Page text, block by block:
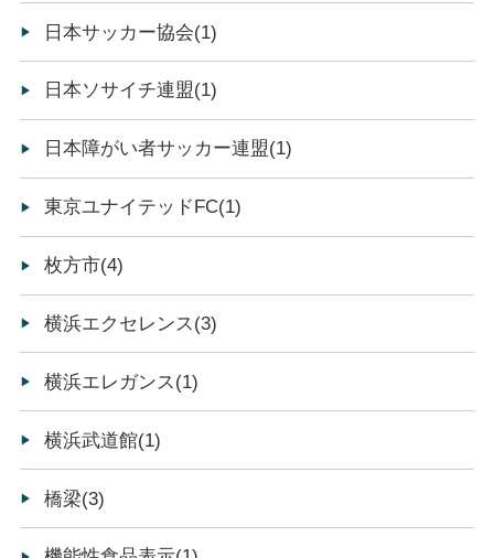
日本サッカー協会(1)
日本ソサイチ連盟(1)
日本障がい者サッカー連盟(1)
東京ユナイテッドFC(1)
枚方市(4)
横浜エクセレンス(3)
横浜エレガンス(1)
横浜武道館(1)
橋梁(3)